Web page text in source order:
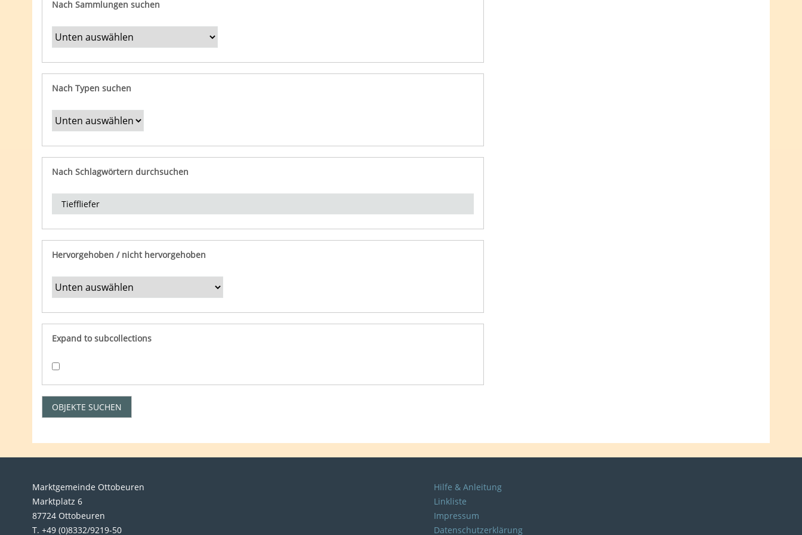
Nach Sammlungen suchen
Nach Typen suchen
Nach Schlagwörtern durchsuchen
Hervorgehoben / nicht hervorgehoben
Expand to subcollections
Marktgemeinde Ottobeuren
Marktplatz 6
87724 Ottobeuren
T. +49 (0)8332/9219-50
Hilfe & Anleitung
Linkliste
Impressum
Datenschutzerklärung